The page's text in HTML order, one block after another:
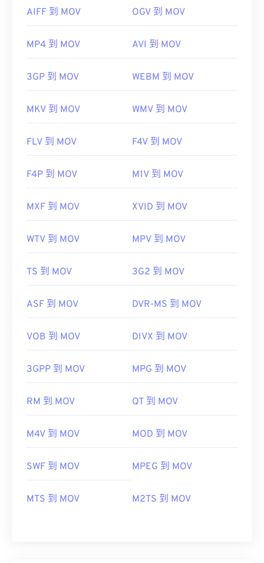
AIFF 到 MOV OGV 到 MOV
MP4 到 MOV AVI 到 MOV
3GP 到 MOV WEBM 到 MOV
MKV 到 MOV WMV 到 MOV
FLV 到 MOV F4V 到 MOV
F4P 到 MOV M1V 到 MOV
MXF 到 MOV XVID 到 MOV
WTV 到 MOV MPV 到 MOV
TS 到 MOV 3G2 到 MOV
ASF 到 MOV DVR-MS 到 MOV
VOB 到 MOV DIVX 到 MOV
3GPP 到 MOV MPG 到 MOV
RM 到 MOV QT 到 MOV
M4V 到 MOV MOD 到 MOV
SWF 到 MOV MPEG 到 MOV
MTS 到 MOV M2TS 到 MOV